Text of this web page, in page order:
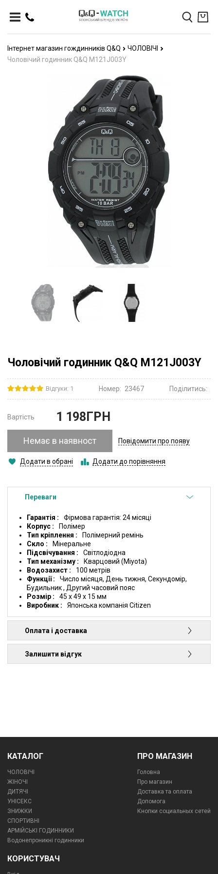
Інтернет магазин гождинників Q&Q
ЧОЛОВІЧІ
Чоловічий годинник Q&Q M121J003Y
Чоловічий годинник Q&Q M121J003Y
Відгуки: 1 Номер: 23467 Поділитись:
Вартість 1 198 ГРН
Немає в наявност Повідомити про появу
Додати в обрані Додати до порівняння
Переваги
Гарантія
Фірмова гарантія: 24 місяці
Корпус
Полімер
Тип кріплення
Полімерний ремінь
Скло
Мінеральне
Підсвічування
Світлодіодна
Тип механізму
Кварцовий (Miyota)
Водозахист
100 метрів
Функції
Число місяця, День тижня, Секундомір,
Будильник , Другий часовий пояс
Розмір
45 x 49 x 15 мм
Виробник
Японська компанія Citizen
Оплата і доставка
Залишити відгук
КАТАЛОГ
ЧОЛОВІЧІ
ЖІНОЧІ
ДИТЯЧІ
УНІСЕКС
ЗНИЖКИ
СПОРТИВНІ
АРМІЙСЬКІ ГОДИННИКИ
Водонепроникні годинники
ПРО МАГАЗИН
Головна
Про магазин
Доставка та оплата
Допомога
Кнопки социальных сетей
КОРИСТУВАЧ